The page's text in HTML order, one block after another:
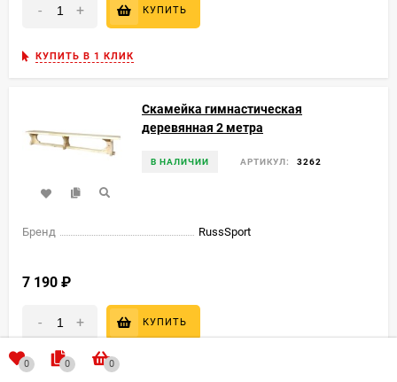
- + КУПИТЬ
КУПИТЬ В 1 КЛИК
Скамейка гимнастическая
деревянная 2 метра
В НАЛИЧИИ АРТИКУЛ: 3262
Бренд RussSport
7 190
- + КУПИТЬ
КУПИТЬ В 1 КЛИК
0 0 0